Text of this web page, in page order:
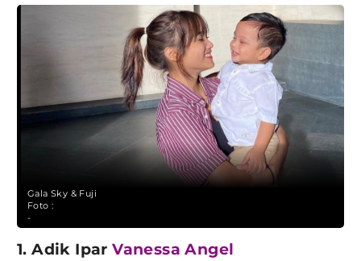
Gala Sky & Fuji
Foto :
-
1. Adik IparVanessa Angel